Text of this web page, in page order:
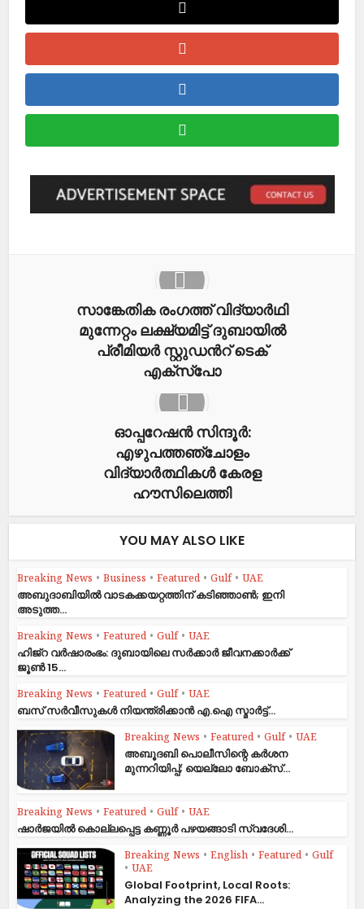
സാങ്കേതിക രംഗത്ത് വിദ്യാർഥി
മുന്നേറ്റം ലക്ഷ്യമിട്ട് ദുബായിൽ
പ്രീമിയർ സ്റ്റുഡന്‍റ് ടെക്
എക്‌സ്‌പോ
ഓപ്പറേഷൻ സിന്ദൂർ:
എഴുപത്തഞ്ചോളം
വിദ്യാർത്ഥികൾ കേരള
ഹൗസിലെത്തി
YOU MAY ALSO LIKE
Breaking News • Business • Featured • Gulf • UAE
അബുദാബിയിൽ വാടകക്കയറ്റത്തിന് കടിഞ്ഞാൺ; ഇനി
അടുത്ത...
Breaking News • Featured • Gulf • UAE
ഹിജ്‌റ വർഷാരംഭം: ദുബായിലെ സർക്കാർ ജീവനക്കാർക്ക്
ജൂൺ 15...
Breaking News • Featured • Gulf • UAE
ബസ് സർവീസുകൾ നിയന്ത്രിക്കാൻ എ.ഐ സ്മാർട്ട്...
Breaking News • Featured • Gulf • UAE
അബൂദബി പൊലീസിന്റെ കർശന
മുന്നറിയിപ്പ്; യെല്ലോ ബോക്സ്...
Breaking News • Featured • Gulf • UAE
ഷാര്‍ജയില്‍ കൊല്ലപ്പെട്ട കണ്ണൂര്‍ പഴയങ്ങാടി സ്വദേശി...
Breaking News • English • Featured • Gulf
• UAE
Global Footprint, Local Roots:
Analyzing the 2026 FIFA...